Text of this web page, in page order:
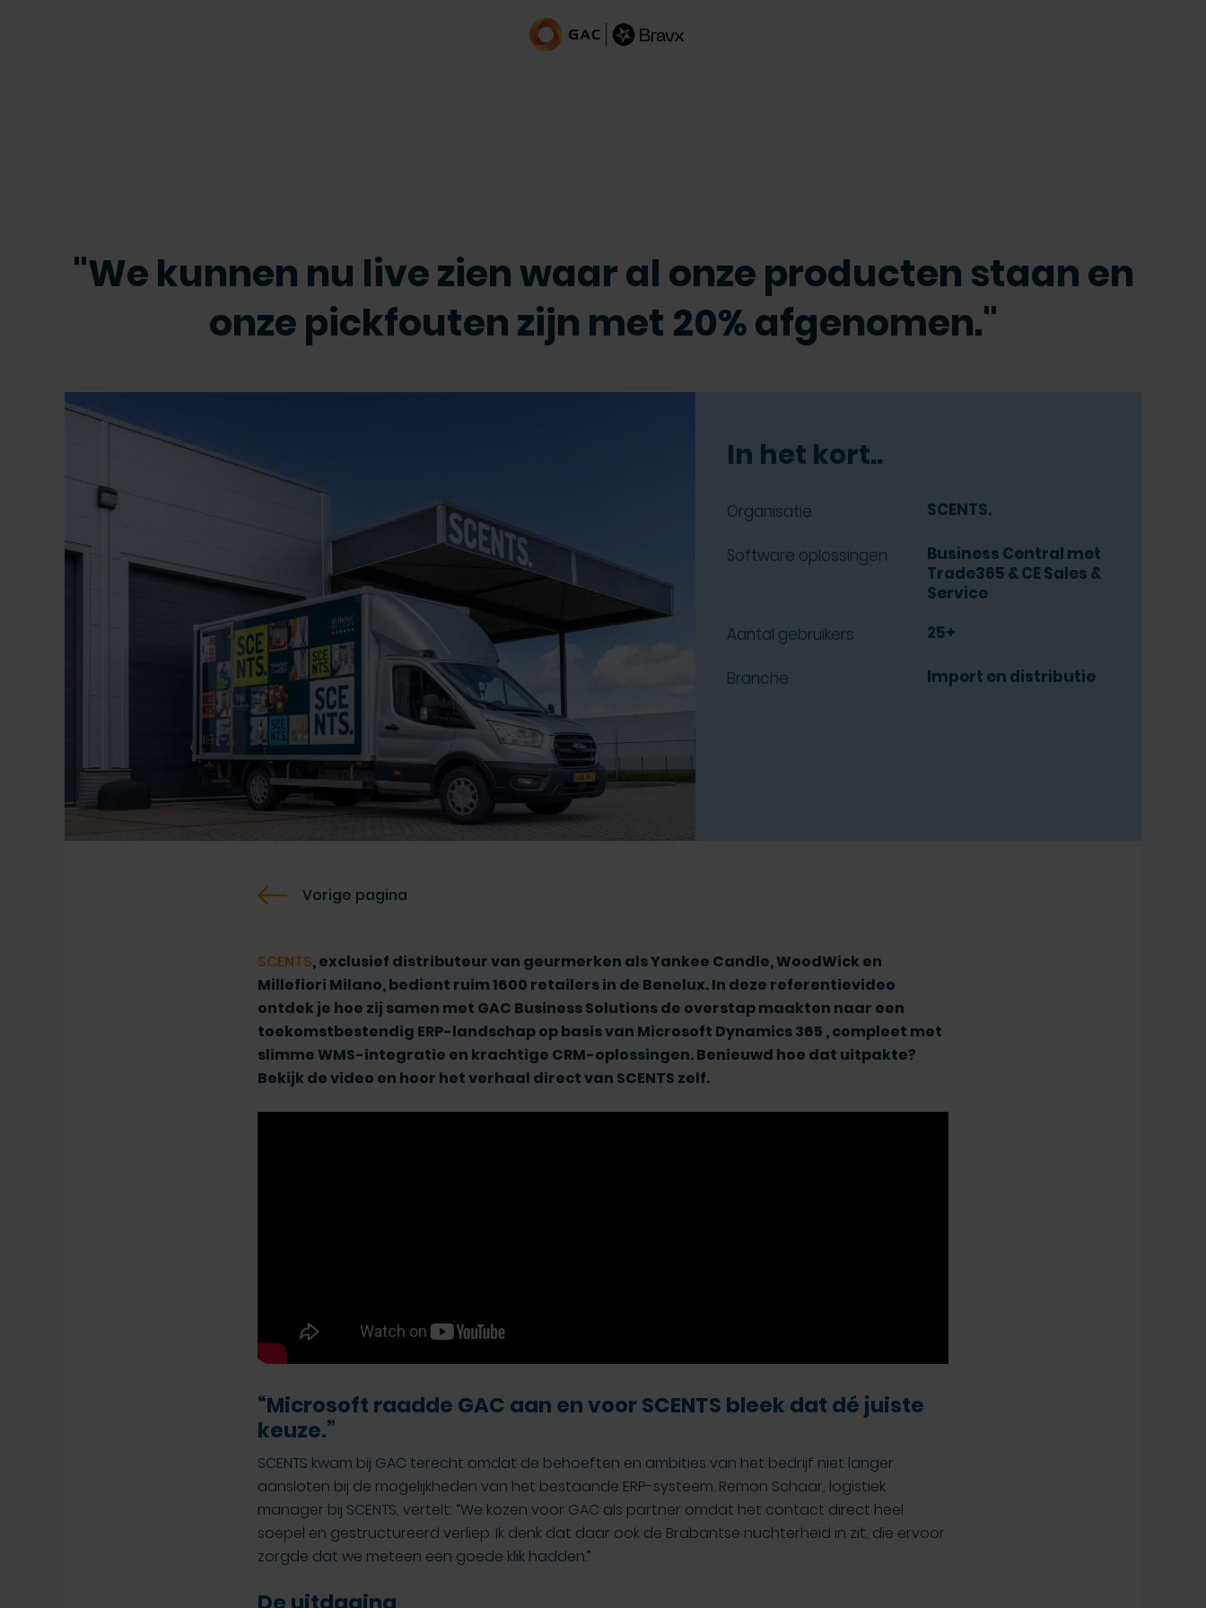
"We kunnen nu live zien waar al onze producten staan en
onze pickfouten zijn met 20% afgenomen."
In het kort..
Organisatie SCENTS.
Software oplossingen
Business Central met
Trade365 & CE Sales &
Service
Aantal gebruikers
25+
Branche Import en distributie
Vorige pagina
SCENTS, exclusief distributeur van geurmerken als Yankee Candle, WoodWick en
Millefiori Milano, bedient ruim 1600 retailers in de Benelux. In deze referentievideo
ontdek je hoe zij samen met GAC Business Solutions de overstap maakten naar een
toekomstbestendig ERP-landschap op basis van Microsoft Dynamics 365 , compleet met
slimme WMS-integratie en krachtige CRM-oplossingen. Benieuwd hoe dat uitpakte?
Bekijk de video en hoor het verhaal direct van SCENTS zelf.
“Microsoft raadde GAC aan en voor SCENTS bleek dat dé juiste
keuze.”
SCENTS kwam bij GAC terecht omdat de behoeften en ambities van het bedrijf niet langer
aansloten bij de mogelijkheden van het bestaande ERP-systeem. Remon Schaar, logistiek
manager bij SCENTS, vertelt: “We kozen voor GAC als partner omdat het contact direct heel
soepel en gestructureerd verliep. Ik denk dat daar ook de Brabantse nuchterheid in zit, die ervoor
zorgde dat we meteen een goede klik hadden.”